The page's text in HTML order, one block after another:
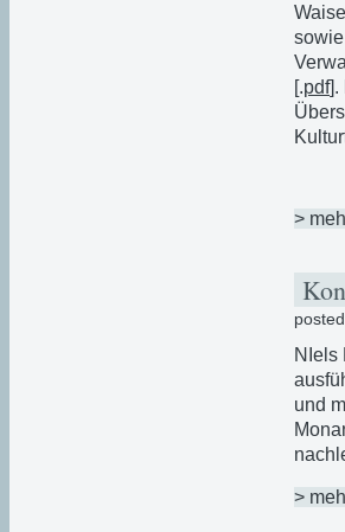
sowie
[.pdf].
>
NIels
und
>